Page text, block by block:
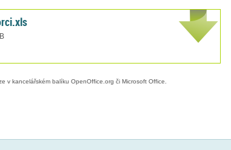
v kancelářském balíku OpenOffice.org či Microsoft Office.